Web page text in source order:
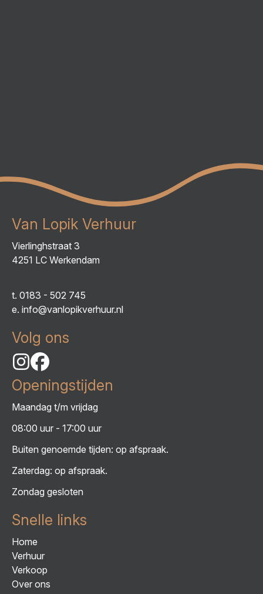
Van Lopik Verhuur
Vierlinghstraat 3
4251 LC Werkendam
t. 0183 - 502 745
e. info@vanlopikverhuur.nl
Volg ons
Openingstijden
Maandag t/m vrijdag
08:00 uur - 17:00 uur
Buiten genoemde tijden: op afspraak.
Zaterdag: op afspraak.
Zondag gesloten
Snelle links
Home
Verhuur
Verkoop
Over ons